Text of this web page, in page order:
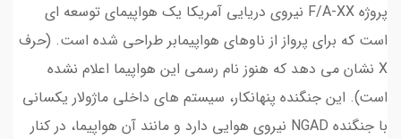
پروژه F/A-XX نیروی دریایی آمریکا یک هواپیمای توسعه ای
است که برای پرواز از ناوهای هواپیمابر طراحی شده است. (حرف
X نشان می دهد که هنوز نام رسمی این هواپیما اعلام نشده
است). این جنگنده پنهانکار، سیستم های داخلی ماژولار یکسانی
با جنگنده NGAD نیروی هوایی دارد و مانند آن هواپیما، در کنار